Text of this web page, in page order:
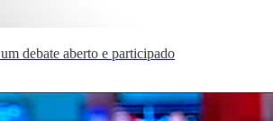
debate aberto e participado